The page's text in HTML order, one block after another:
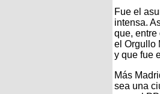
Fue el
intensa.
que, entre
el Orgullo
y que fue
Más
sea una